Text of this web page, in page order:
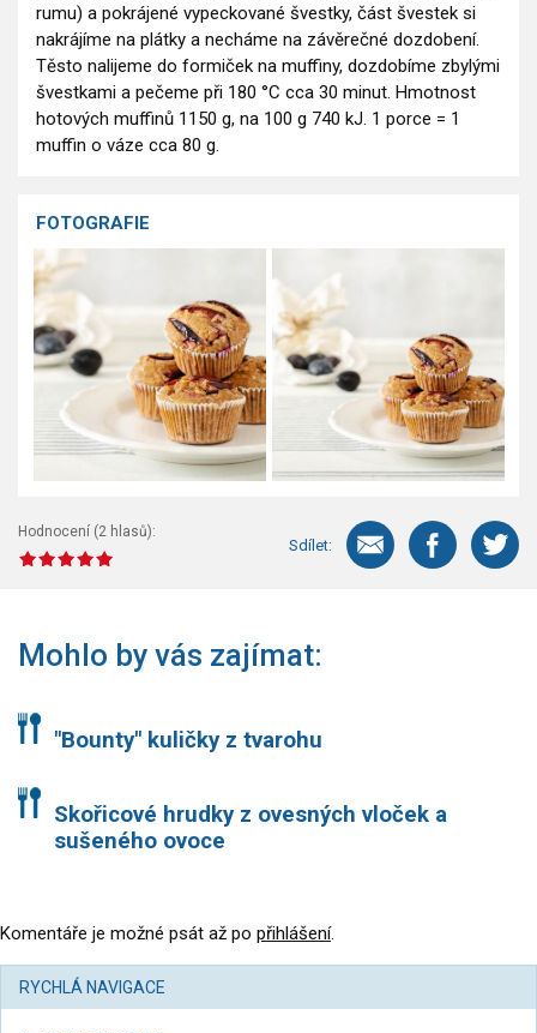
rumu) a pokrájené vypeckované švestky, část švestek si
nakrájíme na plátky a necháme na závěrečné dozdobení.
Těsto nalijeme do formiček na muffiny, dozdobíme zbylými
švestkami a pečeme při 180 °C cca 30 minut. Hmotnost
hotových muffinů 1150 g, na 100 g 740 kJ. 1 porce = 1
muffin o váze cca 80 g.
FOTOGRAFIE
Hodnocení (2 hlasů):
Sdílet:
Mohlo by vás zajímat:
"Bounty" kuličky z tvarohu
Skořicové hrudky z ovesných vloček a
sušeného ovoce
Komentáře je možné psát až po přihlášení.
RYCHLÁ NAVIGACE